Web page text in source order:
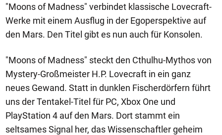
"Moons of Madness" verbindet klassische Lovecraft-
Werke mit einem Ausflug in der Egoperspektive auf
den Mars. Den Titel gibt es nun auch für Konsolen.
"Moons of Madness" steckt den Cthulhu-Mythos von
Mystery-Großmeister H.P. Lovecraft in ein ganz
neues Gewand. Statt in dunklen Fischerdörfern führt
uns der Tentakel-Titel für PC, Xbox One und
PlayStation 4 auf den Mars. Dort stammt ein
seltsames Signal her, das Wissenschaftler geheim